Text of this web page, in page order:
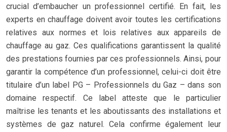
crucial d’embaucher un professionnel certifié. En fait, les
experts en chauffage doivent avoir toutes les certifications
relatives aux normes et lois relatives aux appareils de
chauffage au gaz. Ces qualifications garantissent la qualité
des prestations fournies par ces professionnels. Ainsi, pour
garantir la compétence d’un professionnel, celui-ci doit être
titulaire d’un label PG – Professionnels du Gaz – dans son
domaine respectif. Ce label atteste que le particulier
maîtrise les tenants et les aboutissants des installations et
systèmes de gaz naturel. Cela confirme également leur